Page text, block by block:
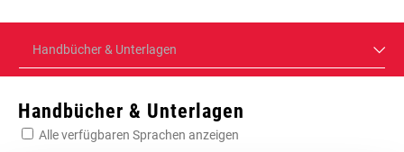
Handbücher & Unterlagen
Handbücher & Unterlagen
Alle verfügbaren Sprachen anzeigen